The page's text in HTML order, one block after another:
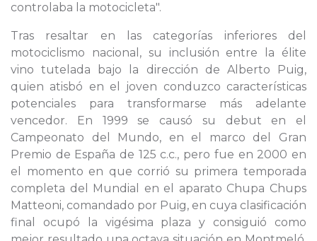
controlaba la motocicleta".
Tras resaltar en las categorías inferiores del
motociclismo nacional, su inclusión entre la élite
vino tutelada bajo la dirección de Alberto Puig,
quien atisbó en el joven conduzco características
potenciales para transformarse más adelante
vencedor. En 1999 se causó su debut en el
Campeonato del Mundo, en el marco del Gran
Premio de España de 125 c.c., pero fue en 2000 en
el momento en que corrió su primera temporada
completa del Mundial en el aparato Chupa Chups
Matteoni, comandado por Puig, en cuya clasificación
final ocupó la vigésima plaza y consiguió como